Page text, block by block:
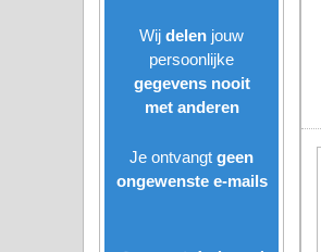
Wij delen jouw
persoonlijke
gegevens nooit
met anderen
Je ontvangt geen
ongewenste e-mails